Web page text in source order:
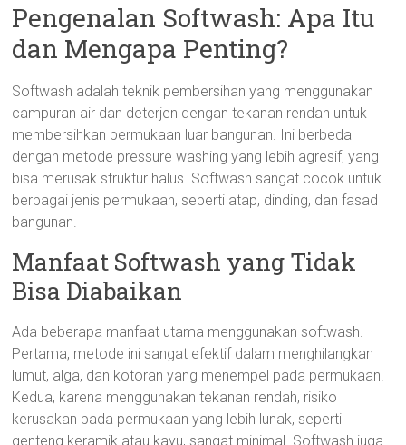
Pengenalan Softwash: Apa Itu
dan Mengapa Penting?
Softwash adalah teknik pembersihan yang menggunakan
campuran air dan deterjen dengan tekanan rendah untuk
membersihkan permukaan luar bangunan. Ini berbeda
dengan metode pressure washing yang lebih agresif, yang
bisa merusak struktur halus. Softwash sangat cocok untuk
berbagai jenis permukaan, seperti atap, dinding, dan fasad
bangunan.
Manfaat Softwash yang Tidak
Bisa Diabaikan
Ada beberapa manfaat utama menggunakan softwash.
Pertama, metode ini sangat efektif dalam menghilangkan
lumut, alga, dan kotoran yang menempel pada permukaan.
Kedua, karena menggunakan tekanan rendah, risiko
kerusakan pada permukaan yang lebih lunak, seperti
genteng keramik atau kayu, sangat minimal. Softwash juga